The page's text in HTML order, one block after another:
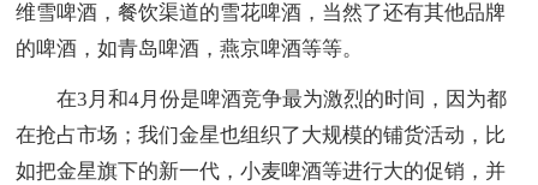
维雪啤酒，餐饮渠道的雪花啤酒，当然了还有其他品牌
的啤酒，如青岛啤酒，燕京啤酒等等。
在3月和4月份是啤酒竞争最为激烈的时间，因为都
在抢占市场；我们金星也组织了大规模的铺货活动，比
如把金星旗下的新一代，小麦啤酒等进行大的促销，并